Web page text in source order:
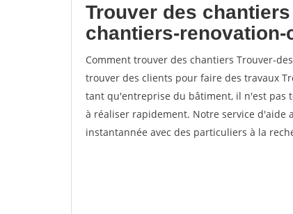
Trouver des
chantiers-
Comment trouver des chantiers Trouver-
trouver des clients pour faire des travaux
tant qu'entreprise du bâtiment, il n'est pas
à réaliser rapidement. Notre service d'aide
instantannée avec des particuliers à la